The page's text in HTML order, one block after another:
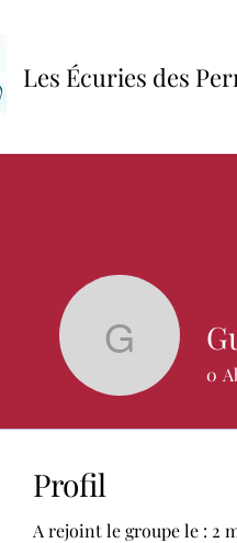
Les Écuries des
Guest
0
Profil
A rejoint le groupe le : 2